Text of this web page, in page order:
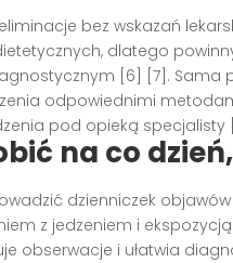
bez wskazań
dlatego
[6] [7]. Sama
odpowiednimi
pod opieką specjalisty
na co
dzienniczek
z jedzeniem i
obserwacje i ułatwia